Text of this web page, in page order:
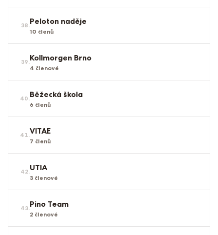
38.Peloton naděje
10 členů
39.Kollmorgen Brno
4 členové
40.Běžecká škola
6 členů
41.VITAE
7 členů
42.UTIA
3 členové
43.Pino Team
2 členové